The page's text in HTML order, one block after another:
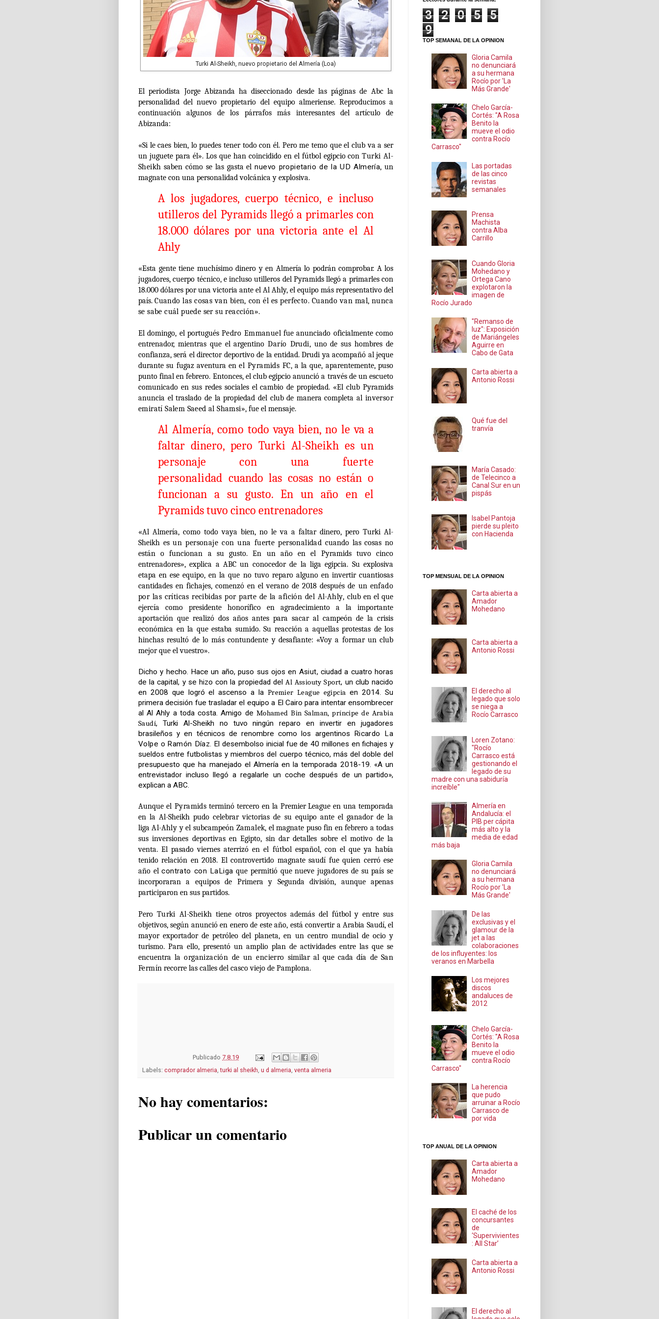
Turki Al-Sheikh, nuevo propietario del Almería (Loa)
El periodista Jorge Abizanda ha diseccionado desde las páginas de Abc la
personalidad del nuevo propietario del equipo almeriense. Reproducimos a
continuación algunos de los párrafos más interesantes del artículo de
Abizanda:
«Si le caes bien, lo puedes tener todo con él. Pero me temo que el club va a ser
un juguete para él». Los que han coincidido en el fútbol egipcio conTurki Al-
Sheikh saben cómo se las gasta elnuevo propietario de la UD Almería, un
magnate con una personalidad volcánica y explosiva.
A los jugadores, cuerpo técnico, e incluso
utilleros del Pyramids llegó a primarles con
18.000 dólares por una victoria ante el Al
Ahly
«Esta gente tiene muchísimo dinero y en Almería lo podrán comprobar. A los
jugadores, cuerpo técnico, e incluso utilleros del Pyramids llegó a primarles con
18.000 dólares por una victoria ante el Al Ahly, el equipo más representativo del
país.Cuando las cosas van bien, con él es perfecto. Cuando van mal, nunca
se sabe cuál puede ser su reacción».
El domingo, el portuguésPedro Emmanuelfue anunciado oficialmente como
entrenador, mientras que el argentinoDarío Drudi, uno de sus hombres de
confianza, será el director deportivo de la entidad. Drudi ya acompañó al jeque
durante su fugaz aventura enel Pyramids FC, a la que, aparentemente, puso
punto final en febrero. Entonces, el club egipcio anunció a través de un escueto
comunicado en sus redes sociales el cambio de propiedad. «El club Pyramids
anuncia el traslado de la propiedad del club de manera completa al inversor
emiratí Salem Saeed al Shamsi», fue el mensaje.
Al Almería, como todo vaya bien, no le va a
faltar dinero, pero Turki Al-Sheikh esun
personaje con una fuerte
personalidad cuando las cosas no están o
funcionan a su gusto. En un año en el
Pyramids tuvo cinco entrenadores
«Al Almería, como todo vaya bien, no le va a faltar dinero, pero Turki Al-
Sheikh esun personaje con una fuerte personalidad cuando las cosas no
están o funcionan a su gusto. En un año en el Pyramids tuvo cinco
entrenadores», explica a ABC un conocedor de la liga egipcia. Su explosiva
etapa en ese equipo, en la que no tuvo reparo alguno en invertir cuantiosas
cantidades en fichajes, comenzó en el verano de 2018 después de un enfado
por las críticas recibidas por parte de la afición del Al-Ahly, club en el que
ejercía como presidente honorífico en agradecimiento a la importante
aportación que realizó dos años antes para sacar al campeón de la crisis
económica en la que estaba sumido. Su reacción a aquellas protestas de los
hinchas resultó de lo más contundente y desafiante: «Voy a formar un club
mejor que el vuestro».
Dicho y hecho. Hace un año, puso sus ojos en Asiut, ciudad a cuatro horas
de la capital, y se hizo con la propiedad delAl Assiouty Sport, un club nacido
en 2008 que logró el ascenso a la Premier League egipcia en 2014. Su
primera decisión fue trasladar el equipo a El Cairo para intentar ensombrecer
al Al Ahly a toda costa. Amigo de Mohamed Bin Salman, príncipe de Arabia
Saudí, Turki Al-Sheikh no tuvo ningún reparo en invertir en jugadores
brasileños y en técnicos de renombre como los argentinos Ricardo La
Volpe o Ramón Díaz. El desembolso inicial fue de 40 millones en fichajes y
sueldos entre futbolistas y miembros del cuerpo técnico, más del doble del
presupuesto que ha manejado el Almería en la temporada 2018-19. «A un
entrevistador incluso llegó a regalarle un coche después de un partido»,
explican a ABC.
Aunque el Pyramids terminó tercero en la Premier League en una temporada
en la Al-Sheikh pudo celebrar victorias de su equipo ante el ganador de la
ligaAl-Ahly y el subcampeónZamalek, el magnate puso fin en febrero a todas
sus inversiones deportivas en Egipto, sin dar detalles sobre el motivo de la
venta. El pasado viernes aterrizó en el fútbol español, con el que ya había
tenido relación en 2018. El controvertido magnate saudí fue quien cerró ese
año elcontrato con LaLiga que permitió que nueve jugadores de su país se
incorporaran a equipos de Primera y Segunda división, aunque apenas
participaron en sus partidos.
Pero Turki Al-Sheikh tiene otros proyectos además del fútbol y entre sus
objetivos, según anunció en enero de este año, está convertir a Arabia Saudí, el
mayor exportador de petróleo del planeta, en un centro mundial de ocio y
turismo. Para ello, presentó un amplio plan de actividades entre las que se
encuentra laorganización de un encierro similar al que cada día de San
Fermín recorre las calles del casco viejo de Pamplona.
Publicado 7.8.19
Labels: comprador almeria,turki al sheikh, u d almeria, venta almeria
No hay comentarios:
Publicar un comentario
3 2 0 5
5
9
TOP SEMANAL DE LA OPINION
Gloria Camila
no denunciará
a su hermana
Rocío por 'La
Más Grande'
Chelo García-
Cortés: "A Rosa
Benito la
mueve el odio
contra Rocío
Carrasco"
Las portadas
de las cinco
revistas
semanales
Prensa
Machista
contra Alba
Carrillo
Cuando Gloria
Mohedano y
Ortega Cano
explotaron la
imagen de
Rocío Jurado
"Remanso de
luz": Exposición
de Mariángeles
Aguirre en
Cabo de Gata
Carta abierta a
Antonio Rossi
Qué fue del
tranvía
María Casado:
de Telecinco a
Canal Sur en un
pispás
Isabel Pantoja
pierde su pleito
con Hacienda
TOP MENSUAL DE LA OPINION
Carta abierta a
Amador
Mohedano
Carta abierta a
Antonio Rossi
El derecho al
legado que solo
se niega a
Rocío Carrasco
Loren Zotano:
"Rocío
Carrasco está
gestionando el
legado de su
madre con una sabiduría
increíble"
Almería en
Andalucía: el
PIB per cápita
más alto y la
media de edad
más baja
Gloria Camila
no denunciará
a su hermana
Rocío por 'La
Más Grande'
De las
exclusivas y el
glamour de la
jet a las
colaboraciones
de los influyentes: los
veranos en Marbella
Los mejores
discos
andaluces de
2012
Chelo García-
Cortés: "A Rosa
Benito la
mueve el odio
contra Rocío
Carrasco"
La herencia
que pudo
arruinar a Rocío
Carrasco de
por vida
TOP ANUAL DE LA OPINION
Carta abierta a
Amador
Mohedano
El caché de los
concursantes
de
‘Supervivientes
: All Star’
Carta abierta a
Antonio Rossi
El derecho al